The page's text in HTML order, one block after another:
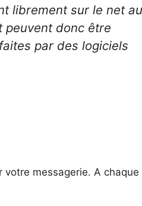
librement sur le net au
peuvent donc être
par des logiciels
messagerie. A chaque